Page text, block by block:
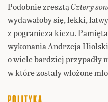
Podobnie zresztąCztery
wydawałoby się, lekki,
z pogranicza kiczu.
wykonania Andrzeja
o wiele bardziej przypadły
w które zostały włożone